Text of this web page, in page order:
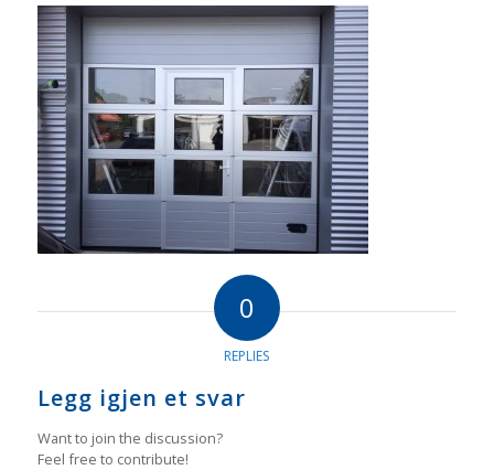
0
REPLIES
Legg igjen et svar
Want to join the discussion?
Feel free to contribute!